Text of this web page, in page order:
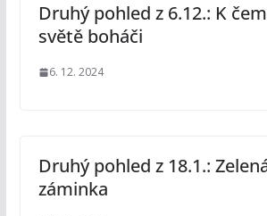
Druhý pohled z 6.12.: K
světě boháči
6. 12. 2024
Druhý pohled z 18.1.:
záminka